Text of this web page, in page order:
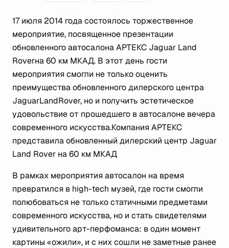
17 июля 2014 года состоялось торжественное
мероприятие, посвященное презентации
обновленного автосалона АРТЕКС Jaguar Land
Roverна 60 км МКАД. В этот день гости
мероприятия смогли не только оценить
преимущества обновленного дилерского центра
JaguarLandRover, но и получить эстетическое
удовольствие от прошедшего в автосалоне вечера
современного искусства.Компания АРТЕКС
представила обновленный дилерский центр Jaguar
Land Rover на 60 км МКАД
В рамках мероприятия автосалон на время
превратился в high-tech музей, где гости смогли
полюбоваться не только статичными предметами
современного искусства, но и стать свидетелями
удивительного арт-перфоманса: в один момент
картины «ожили», и с них сошли не заметные ранее